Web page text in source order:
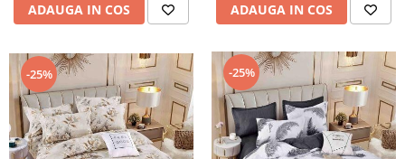
ADAUGA IN COS ADAUGA IN COS
-25% -25%